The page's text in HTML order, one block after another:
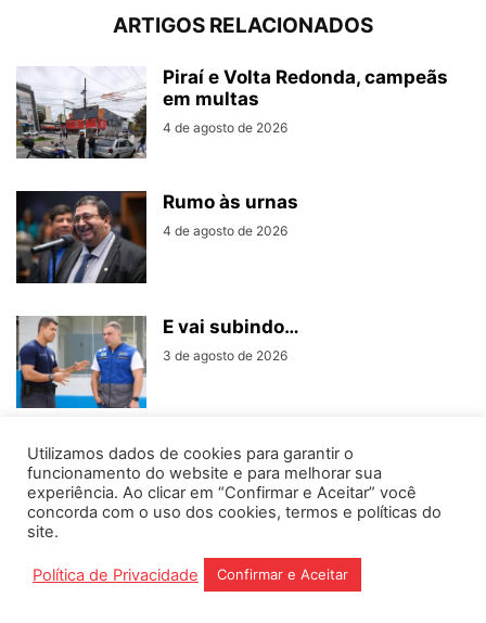
ARTIGOS RELACIONADOS
Piraí e Volta Redonda, campeãs
em multas
4 de agosto de 2026
Rumo às urnas
4 de agosto de 2026
E vai subindo…
3 de agosto de 2026
Home Editorias Coluna Social Grampos
Fale conosco Assinantes
Utilizamos dados de cookies para garantir o
funcionamento do website e para melhorar sua
experiência. Ao clicar em “Confirmar e Aceitar” você
concorda com o uso dos cookies, termos e políticas do
site.
Política de Privacidade Confirmar e Aceitar